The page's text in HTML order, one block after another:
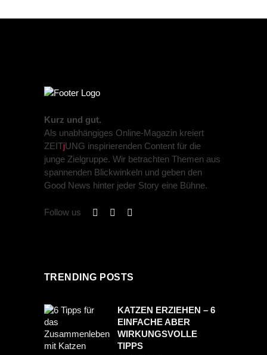
Kurz und gut.
Als unabhängiges Online-Magazin kreiert
ZEITjUNG inspirierenden Content für die
junge Zielgruppe. Wir betrachten Themen aus
spannenden Blickwinkeln und geben den
Good News hinter jeder Story eine Bühne.
Follow us
TRENDING POSTS
KATZEN ERZIEHEN – 6
EINFACHE ABER
WIRKUNGSVOLLE
TIPPS